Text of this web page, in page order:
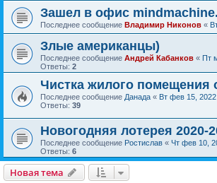
Зашел в офис
Последнее сообщение Владимир Никонов «
Злые американцы)
Последнее сообщение Андрей Кабанков « Пт
Ответы: 2
Чистка жилого помещения
Последнее сообщение Данада « Вт фев 15, 2022
Ответы: 39
Новогодняя лотерея 2020-
Последнее сообщение Ростислав « Чт фев 10,
Ответы: 6
Новая тема